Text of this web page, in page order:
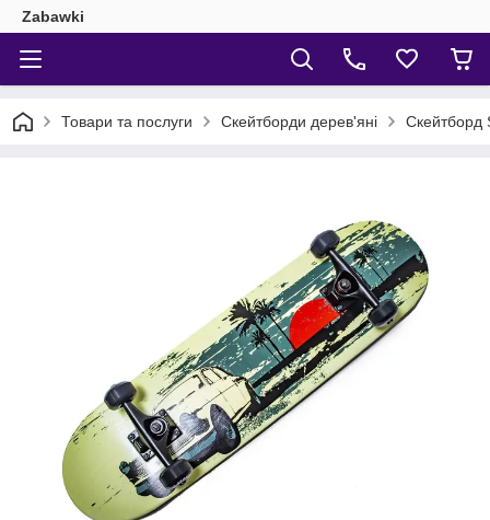
Zabawki
Товари та послуги Скейтборди дерев'яні Скейтборд